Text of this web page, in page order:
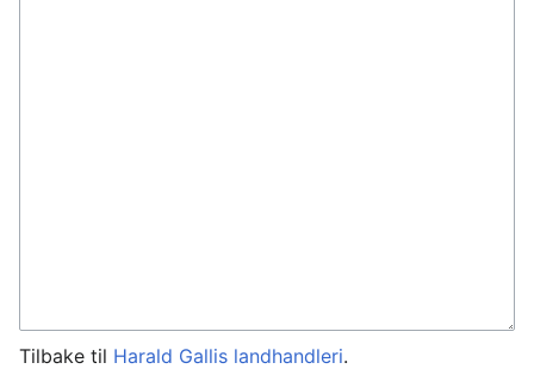
Tilbake til Harald Gallis landhandleri.